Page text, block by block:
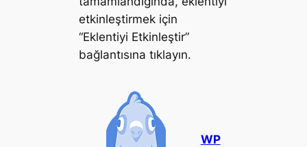
etkinleştirmek için
“Eklentiyi Etkinleştir”
bağlantısına tıklayın.
WP